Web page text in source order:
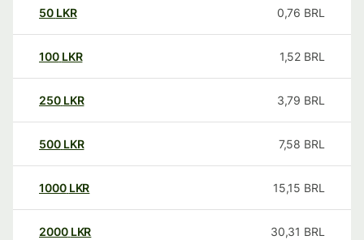
50 LKR 0,76 BRL
100 LKR 1,52 BRL
250 LKR 3,79 BRL
500 LKR 7,58 BRL
1000 LKR 15,15 BRL
2000 LKR 30,31 BRL